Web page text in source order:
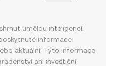
umělou inteligencí.
informace
aktuální. Tyto informace
ani investiční